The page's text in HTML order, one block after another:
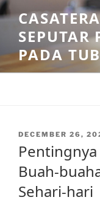
Skip
to
content
PADA
POSTED
DECEMBER 26,
Buah-
Sehari-hari